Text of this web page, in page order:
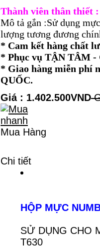
Thành viên thân thiết
Mô tả gắn :Sử dụng
lượng tương đương
* Cam kết hàng chất
* Phục vụ TẬN TÂM
* Giao hàng miễn phí
QUỐC.
Giá : 1.402.500VND
Mua Hàng
Chi tiết
HỘP MỰC
SỬ DỤNG CHO
T630